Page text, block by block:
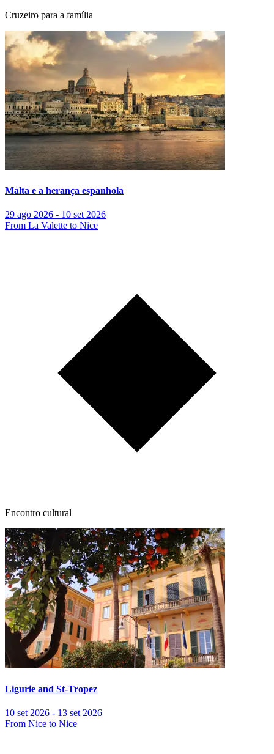
Cruzeiro para a família
Malta e a herança espanhola
29 ago 2026 - 10 set 2026
From La Valette to Nice
Encontro cultural
Ligurie and St-Tropez
10 set 2026 - 13 set 2026
From Nice to Nice